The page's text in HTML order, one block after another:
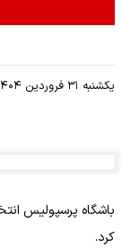
یکشنبه ۳۱ فروردین ۱۴۰۴
باشگاه پرسپولیس
کرد.